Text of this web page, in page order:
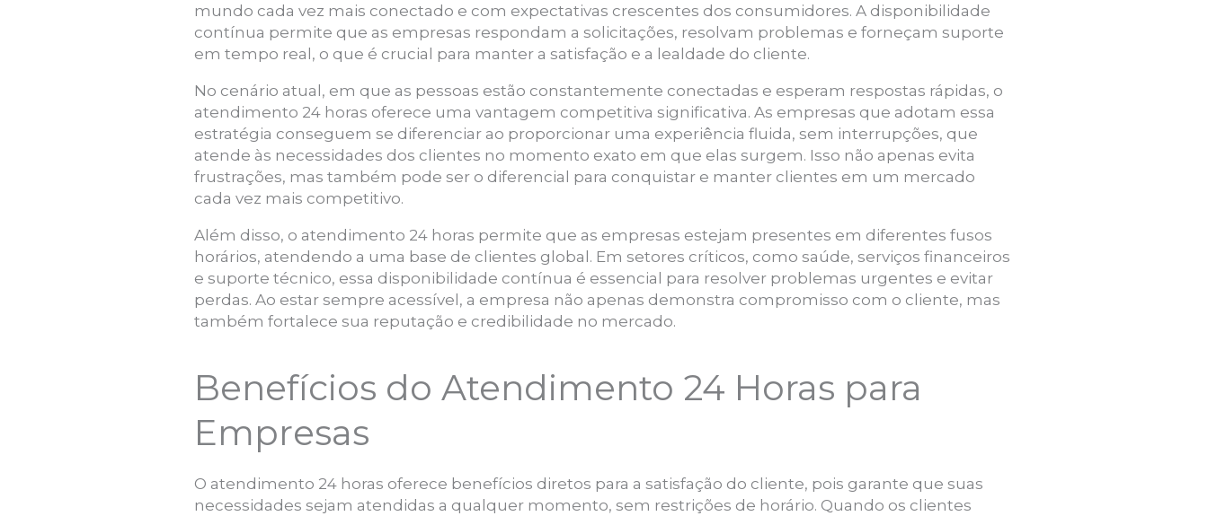
mundo cada vez mais conectado e com expectativas crescentes dos consumidores. A disponibilidade
contínua permite que as empresas respondam a solicitações, resolvam problemas e forneçam suporte
em tempo real, o que é crucial para manter a satisfação e a lealdade do cliente.
No cenário atual, em que as pessoas estão constantemente conectadas e esperam respostas rápidas, o
atendimento 24 horas oferece uma vantagem competitiva significativa. As empresas que adotam essa
estratégia conseguem se diferenciar ao proporcionar uma experiência fluida, sem interrupções, que
atende às necessidades dos clientes no momento exato em que elas surgem. Isso não apenas evita
frustrações, mas também pode ser o diferencial para conquistar e manter clientes em um mercado
cada vez mais competitivo.
Além disso, o atendimento 24 horas permite que as empresas estejam presentes em diferentes fusos
horários, atendendo a uma base de clientes global. Em setores críticos, como saúde, serviços financeiros
e suporte técnico, essa disponibilidade contínua é essencial para resolver problemas urgentes e evitar
perdas. Ao estar sempre acessível, a empresa não apenas demonstra compromisso com o cliente, mas
também fortalece sua reputação e credibilidade no mercado.
Benefícios do Atendimento 24 Horas para
Empresas
O atendimento 24 horas oferece benefícios diretos para a satisfação do cliente, pois garante que suas
necessidades sejam atendidas a qualquer momento, sem restrições de horário. Quando os clientes